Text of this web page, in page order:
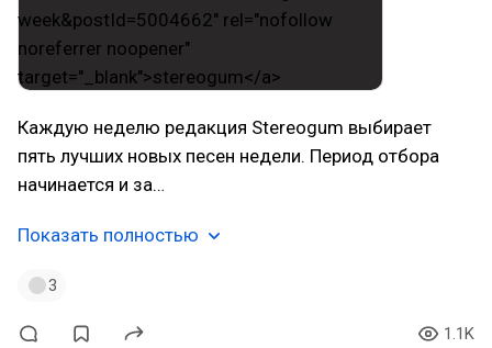
Каждую неделю редакция Stereogum выбирает
пять лучших новых песен недели. Период отбора
начинается и за…
Показать полностью
3
1.1K